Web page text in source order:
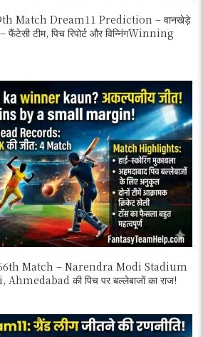
Match Dream11 Prediction – वानखेड़े
फैंटेसी टीम, पिच रिपोर्ट और विन्निंगWinning
Match – Narendra Modi Stadium
की पिच पर बल्लेबाजों का राज!